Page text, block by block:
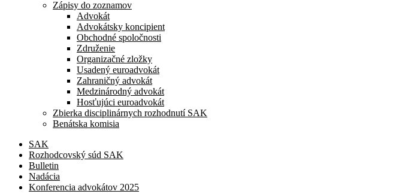
Zápisy do zoznamov
Advokát
Advokátsky koncipient
Obchodné spoločnosti
Združenie
Organizačné zložky
Usadený euroadvokát
Zahraničný advokát
Medzinárodný advokát
Hosťujúci euroadvokát
Zbierka disciplinárnych rozhodnutí SAK
Benátska komisia
SAK
Rozhodcovský súd SAK
Bulletin
Nadácia
Konferencia advokátov 2025